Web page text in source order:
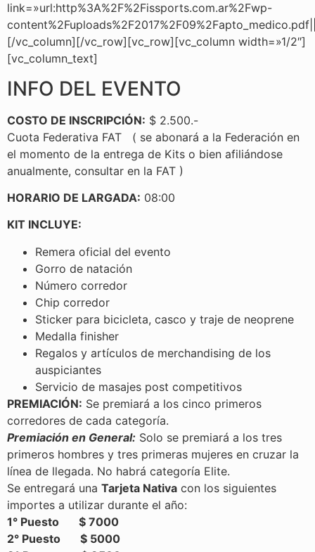
link=»url:http%3A%2F%2Fissports.com.ar%2Fwp-
[/vc_column][/vc_row][vc_row][vc_column width=»1/2″]
[vc_column_text]
INFO DEL EVENTO
COSTO DE INSCRIPCIÓN: $ 2.500.-
Cuota Federativa FAT ( se abonará a la Federación en
el momento de la entrega de Kits o bien afiliándose
anualmente, consultar en la FAT )
HORARIO DE LARGADA: 08:00
KIT INCLUYE:
Remera oficial del evento
Gorro de natación
Número corredor
Chip corredor
Sticker para bicicleta, casco y traje de neoprene
Medalla finisher
Regalos y artículos de merchandising de los
auspiciantes
Servicio de masajes post competitivos
PREMIACIÓN: Se premiará a los cinco primeros
corredores de cada categoría.
Premiación en General: Solo se premiará a los tres
primeros hombres y tres primeras mujeres en cruzar la
línea de llegada. No habrá categoría Elite.
Se entregará una Tarjeta Nativa con los siguientes
importes a utilizar durante el año:
1° Puesto $ 7000
2° Puesto $ 5000